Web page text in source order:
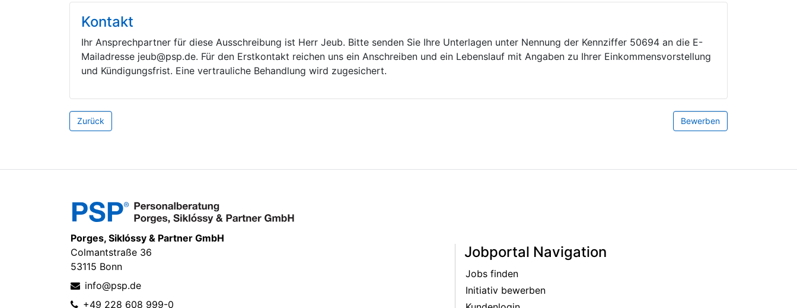
Kontakt
Ihr Ansprechpartner für diese Ausschreibung ist Herr Jeub. Bitte senden Sie Ihre Unterlagen unter Nennung der Kennziffer 50694 an die E-
Mailadresse jeub@psp.de. Für den Erstkontakt reichen uns ein Anschreiben und ein Lebenslauf mit Angaben zu Ihrer Einkommensvorstellung
und Kündigungsfrist. Eine vertrauliche Behandlung wird zugesichert.
Porges, Siklóssy & Partner GmbH
Colmantstraße 36
53115 Bonn
info@psp.de
+49 228 608 999-0
Jobportal Navigation
Jobs finden
Initiativ bewerben